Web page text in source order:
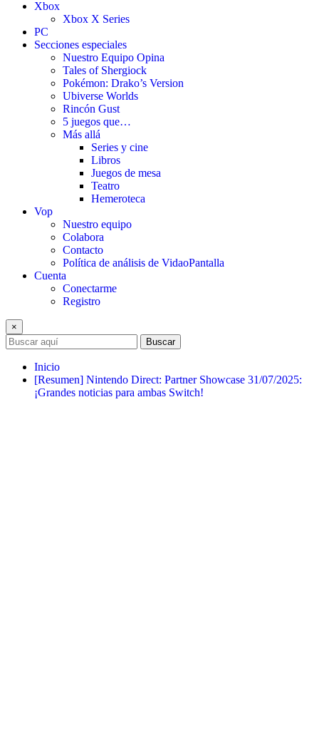
Xbox
Xbox X Series
PC
Secciones especiales
Nuestro Equipo Opina
Tales of Shergiock
Pokémon: Drako’s Version
Ubiverse Worlds
Rincón Gust
5 juegos que…
Más allá
Series y cine
Libros
Juegos de mesa
Teatro
Hemeroteca
Vop
Nuestro equipo
Colabora
Contacto
Política de análisis de VidaoPantalla
Cuenta
Conectarme
Registro
×
Buscar
Inicio
[Resumen] Nintendo Direct: Partner Showcase 31/07/2025:
¡Grandes noticias para ambas Switch!